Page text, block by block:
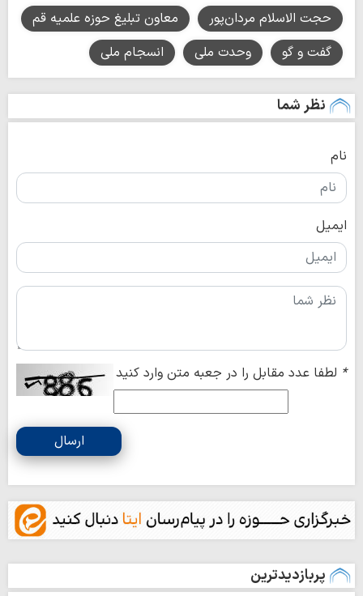
حجت الاسلام مردان‌پور
معاون تبلیغ حوزه علمیه قم
گفت و گو
وحدت ملی انسجام ملی
نظر شما
نام
ایمیل
* لطفا عدد مقابل را در جعبه متن وارد کنید
ارسال
پربازدیدترین